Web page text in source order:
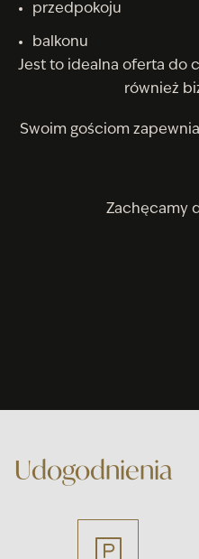
przedpokoju
balkonu
Jest to idealna oferta do
również
Swoim gościom
Zachęcamy
Udogodnienia